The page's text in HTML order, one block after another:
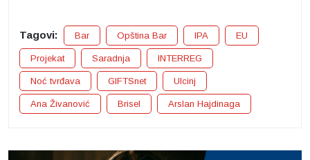
Tagovi: Bar Opština Bar IPA EU
Projekat Saradnja INTERREG
Noć tvrđava GIFTSnet Ulcinj
Ana Živanović Brisel Arslan Hajdinaga